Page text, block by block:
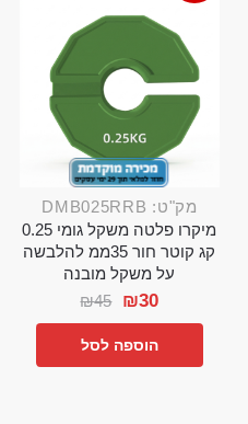
מק"ט: DMB025RRB
מיקרו פלטה משקל גומי 0.25
קג קוטר חור 35ממ להלבשה
על משקל מובנה
₪45 ₪30
הוספה לסל